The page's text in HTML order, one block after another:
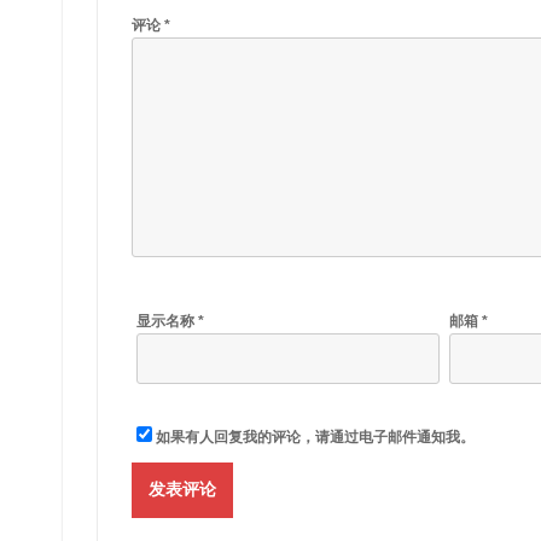
评论 *
显示名称 * 邮箱 *
如果有人回复我的评论，请通过电子邮件通知我。